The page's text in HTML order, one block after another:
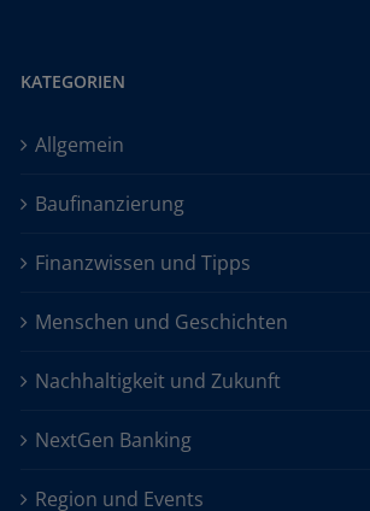
KATEGORIEN
Allgemein
Baufinanzierung
Finanzwissen und Tipps
Menschen und Geschichten
Nachhaltigkeit und Zukunft
NextGen Banking
Region und Events